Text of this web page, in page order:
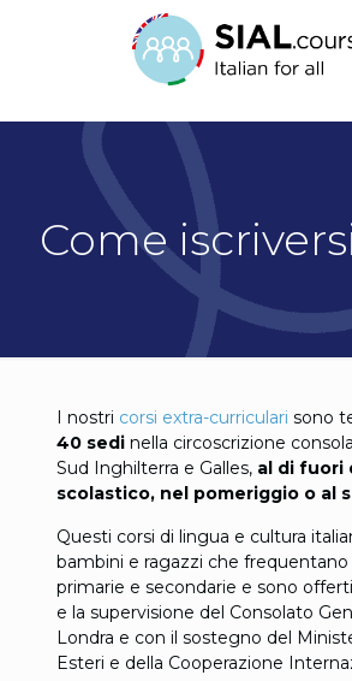
Come
I nostri corsi extra-curriculari sono
40 sedinella circoscrizione
Sud Inghilterra e Galles, al di fuori
scolastico, nel pomeriggio o al
Questi corsi di lingua e cultura
bambini e ragazzi che frequentano
primarie e secondarie e sono
e la supervisione del Consolato
Londra e con il sostegno del
Esteri e della Cooperazione